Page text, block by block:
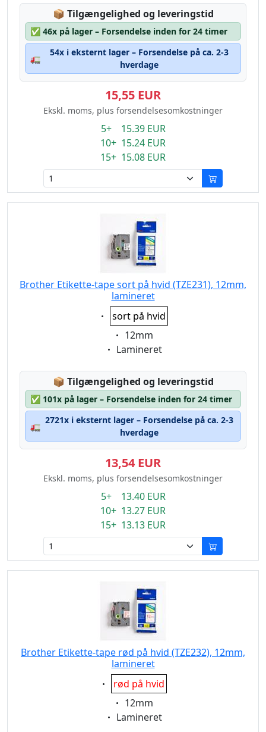
📦 Lagerstatus:
Tilgængelighed og leveringstid
✅ 46x på lager – Forsendelse inden for 24 timer
🚛
54x i eksternt lager – Forsendelse på ca. 2-3
hverdage
15,55 EUR
Ekskl. moms, plus forsendelsesomkostninger
5+ 15.39 EUR
10+ 15.24 EUR
15+ 15.08 EUR
Brother Etikette-tape sort på hvid (TZE231), 12mm,
lamineret
Eigenschaft:
sort på hvid
Eigenschaft:
12mm
Eigenschaft:
Lamineret
📦 Lagerstatus:
Tilgængelighed og leveringstid
✅ 101x på lager – Forsendelse inden for 24 timer
🚛
2721x i eksternt lager – Forsendelse på ca. 2-3
hverdage
13,54 EUR
Ekskl. moms, plus forsendelsesomkostninger
5+ 13.40 EUR
10+ 13.27 EUR
15+ 13.13 EUR
Brother Etikette-tape rød på hvid (TZE232), 12mm,
lamineret
Eigenschaft:
rød på hvid
Eigenschaft:
12mm
Eigenschaft:
Lamineret